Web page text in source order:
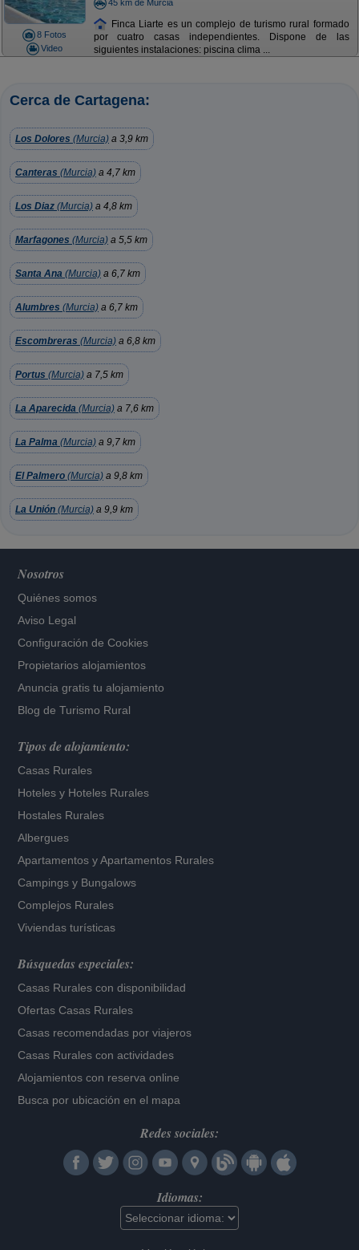
8 Fotos
Video
45 km de Murcia
Finca Liarte es un complejo de turismo rural formado
por cuatro casas independientes. Dispone de las
siguientes instalaciones: piscina clima ...
Cerca de Cartagena:
Los Dolores (Murcia) a 3,9 km
Canteras (Murcia) a 4,7 km
Los Diaz (Murcia) a 4,8 km
Marfagones (Murcia) a 5,5 km
Santa Ana (Murcia) a 6,7 km
Alumbres (Murcia) a 6,7 km
Escombreras (Murcia) a 6,8 km
Portus (Murcia) a 7,5 km
La Aparecida (Murcia) a 7,6 km
La Palma (Murcia) a 9,7 km
El Palmero (Murcia) a 9,8 km
La Unión (Murcia) a 9,9 km
Nosotros
Quiénes somos
Aviso Legal
Configuración de Cookies
Propietarios alojamientos
Anuncia gratis tu alojamiento
Blog de Turismo Rural
Tipos de alojamiento:
Casas Rurales
Hoteles y Hoteles Rurales
Hostales Rurales
Albergues
Apartamentos yApartamentos Rurales
Campings y Bungalows
Complejos Rurales
Viviendas turísticas
Búsquedas especiales:
Casas Rurales con disponibilidad
Ofertas Casas Rurales
Casas recomendadas por viajeros
Casas Rurales con actividades
Alojamientos con reserva online
Busca por ubicación en el mapa
Redes sociales:
Idiomas: